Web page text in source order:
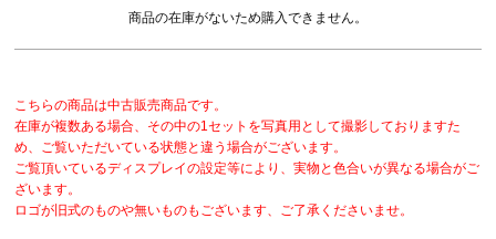
商品の在庫がないため購入できません。
こちらの商品は中古販売商品です。
在庫が複数ある場合、その中の1セットを写真用として撮影しておりますた
め、ご覧いただいている状態と違う場合がございます。
ご覧頂いているディスプレイの設定等により、実物と色合いが異なる場合がご
ざいます。
ロゴが旧式のものや無いものもございます、ご了承くださいませ。